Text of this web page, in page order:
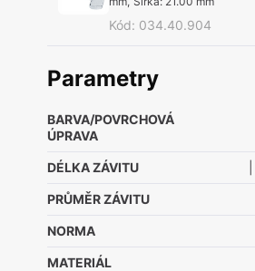
Kód: 034.40.904
Parametry
BARVA/POVRCHOVÁ
ÚPRAVA
DÉLKA ZÁVITU
PRŮMĚR ZÁVITU
NORMA
MATERIÁL